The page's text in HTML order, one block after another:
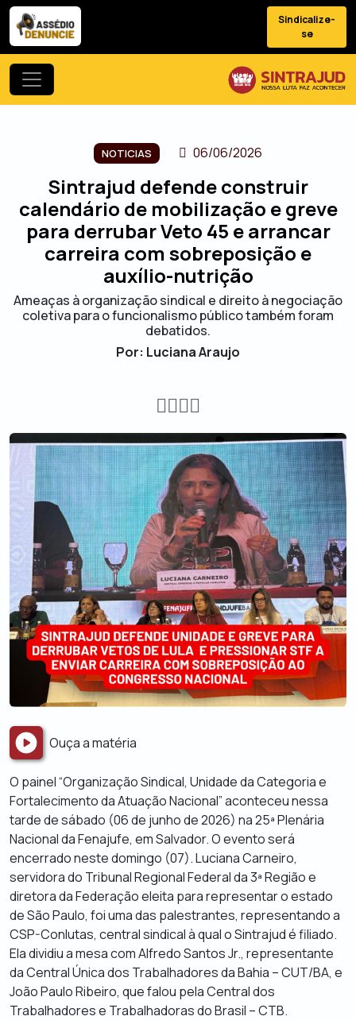
Sindicalize-
se
NOTICIAS 06/06/2026
Sintrajud defende construir
calendário de mobilização e greve
para derrubar Veto 45 e arrancar
carreira com sobreposição e
auxílio-nutrição
Ameaças à organização sindical e direito à negociação
coletiva para o funcionalismo público também foram
debatidos.
Por: Luciana Araujo
Ouça a matéria
O painel “Organização Sindical, Unidade da Categoria e
Fortalecimento da Atuação Nacional” aconteceu nessa
tarde de sábado (06 de junho de 2026) na 25ª Plenária
Nacional da Fenajufe, em Salvador. O evento será
encerrado neste domingo (07). Luciana Carneiro,
servidora do Tribunal Regional Federal da 3ª Região e
diretora da Federação eleita para representar o estado
de São Paulo, foi uma das palestrantes, representando a
CSP-Conlutas, central sindical à qual o Sintrajud é filiado.
Ela dividiu a mesa com Alfredo Santos Jr., representante
da Central Única dos Trabalhadores da Bahia – CUT/BA, e
João Paulo Ribeiro, que falou pela Central dos
Trabalhadores e Trabalhadoras do Brasil – CTB.